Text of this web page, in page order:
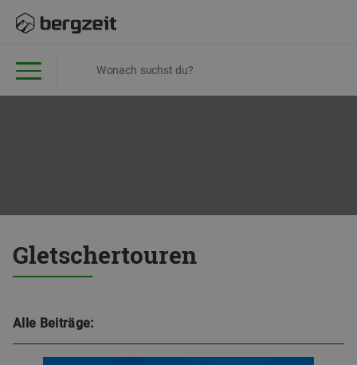
Gletschertouren
Alle Beiträge: